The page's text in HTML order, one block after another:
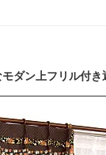
ダン上フリル付